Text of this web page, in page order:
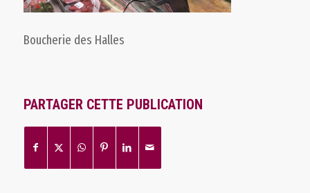
Boucherie des Halles
PARTAGER CETTE PUBLICATION